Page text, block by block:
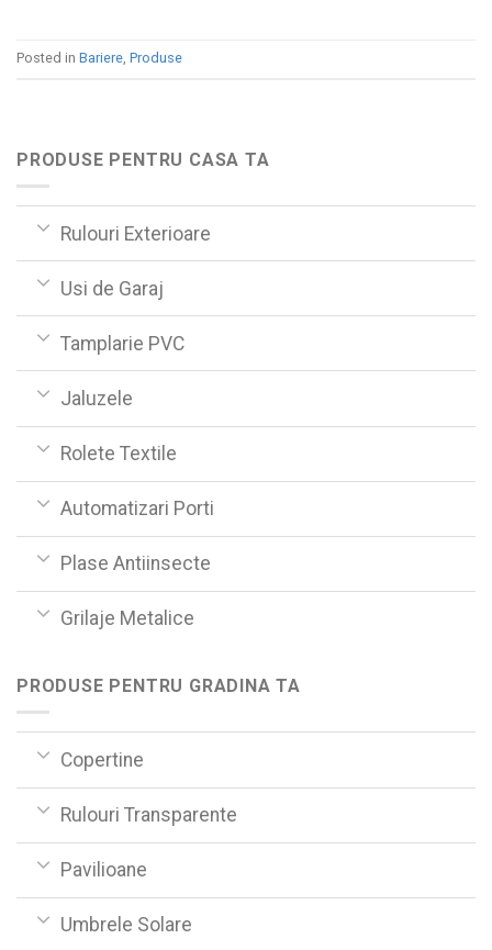
PRODUSE PENTRU CASA TA
Rulouri Exterioare
Usi de Garaj
Tamplarie PVC
Jaluzele
Rolete Textile
Automatizari Porti
Plase Antiinsecte
Grilaje Metalice
PRODUSE PENTRU GRADINA TA
Copertine
Rulouri Transparente
Pavilioane
Umbrele Solare
Posted in Bariere Produse